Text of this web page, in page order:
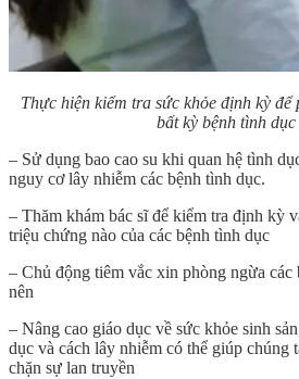
Thực hiện kiểm tra sức khỏe định kỳ
bất kỳ bệnh tình dục
– Sử dụng bao cao su khi quan hệ tình
nguy cơ lây nhiễm các bệnh tình dục.
– Thăm khám bác sĩ để kiểm tra định kỳ
triệu chứng nào của các bệnh tình dục
– Chủ động tiêm vắc xin phòng ngừa
nên
– Nâng cao giáo dục về sức khỏe sinh
dục và cách lây nhiễm có thể giúp chúng
chặn sự lan truyền